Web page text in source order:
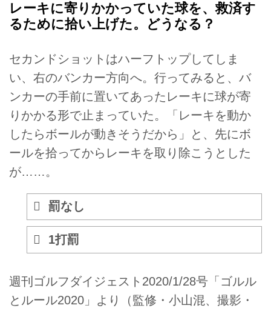
レーキに寄りかかっていた球を、救済す
るために拾い上げた。どうなる？
セカンドショットはハーフトップしてしま
い、右のバンカー方向へ。行ってみると、バ
ンカーの手前に置いてあったレーキに球が寄
りかかる形で止まっていた。「レーキを動か
したらボールが動きそうだから」と、先にボ
ールを拾ってからレーキを取り除こうとした
が……。
罰なし
1打罰
週刊ゴルフダイジェスト2020/1/28号「ゴルル
とルール2020」より（監修・小山混、撮影・